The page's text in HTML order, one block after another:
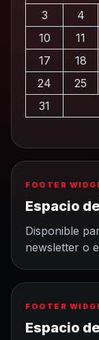
3
4
10
11
17
18
24
25
31
FOOTER
Espacio
Disponible
newsletter o
FOOTER
Espacio